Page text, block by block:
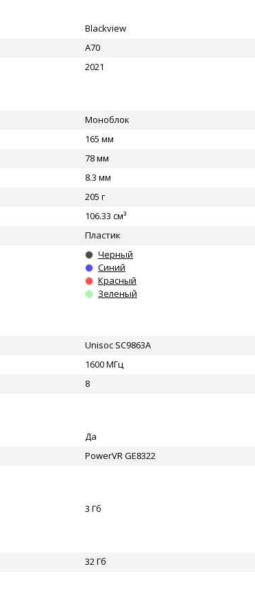
Blackview
A70
2021
Моноблок
165 мм
78 мм
8.3 мм
205 г
106.33 см³
Пластик
Черный
Синий
Красный
Зеленый
Unisoc SC9863A
1600 МГц
8
Да
PowerVR GE8322
3 Гб
32 Гб